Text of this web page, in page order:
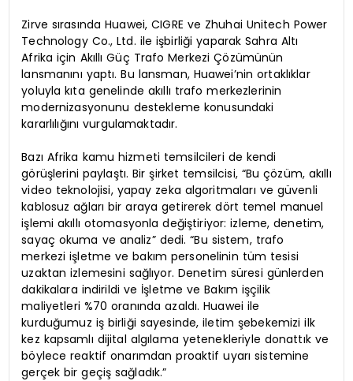
Zirve sırasında Huawei, CIGRE ve Zhuhai Unitech Power
Technology Co., Ltd. ile işbirliği yaparak Sahra Altı
Afrika için Akıllı Güç Trafo Merkezi Çözümünün
lansmanını yaptı. Bu lansman, Huawei’nin ortaklıklar
yoluyla kıta genelinde akıllı trafo merkezlerinin
modernizasyonunu destekleme konusundaki
kararlılığını vurgulamaktadır.
Bazı Afrika kamu hizmeti temsilcileri de kendi
görüşlerini paylaştı. Bir şirket temsilcisi, “Bu çözüm, akıllı
video teknolojisi, yapay zeka algoritmaları ve güvenli
kablosuz ağları bir araya getirerek dört temel manuel
işlemi akıllı otomasyonla değiştiriyor: izleme, denetim,
sayaç okuma ve analiz” dedi. “Bu sistem, trafo
merkezi işletme ve bakım personelinin tüm tesisi
uzaktan izlemesini sağlıyor. Denetim süresi günlerden
dakikalara indirildi ve İşletme ve Bakım işçilik
maliyetleri %70 oranında azaldı. Huawei ile
kurduğumuz iş birliği sayesinde, iletim şebekemizi ilk
kez kapsamlı dijital algılama yetenekleriyle donattık ve
böylece reaktif onarımdan proaktif uyarı sistemine
gerçek bir geçiş sağladık.”